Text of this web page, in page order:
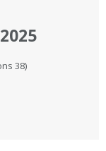
38)